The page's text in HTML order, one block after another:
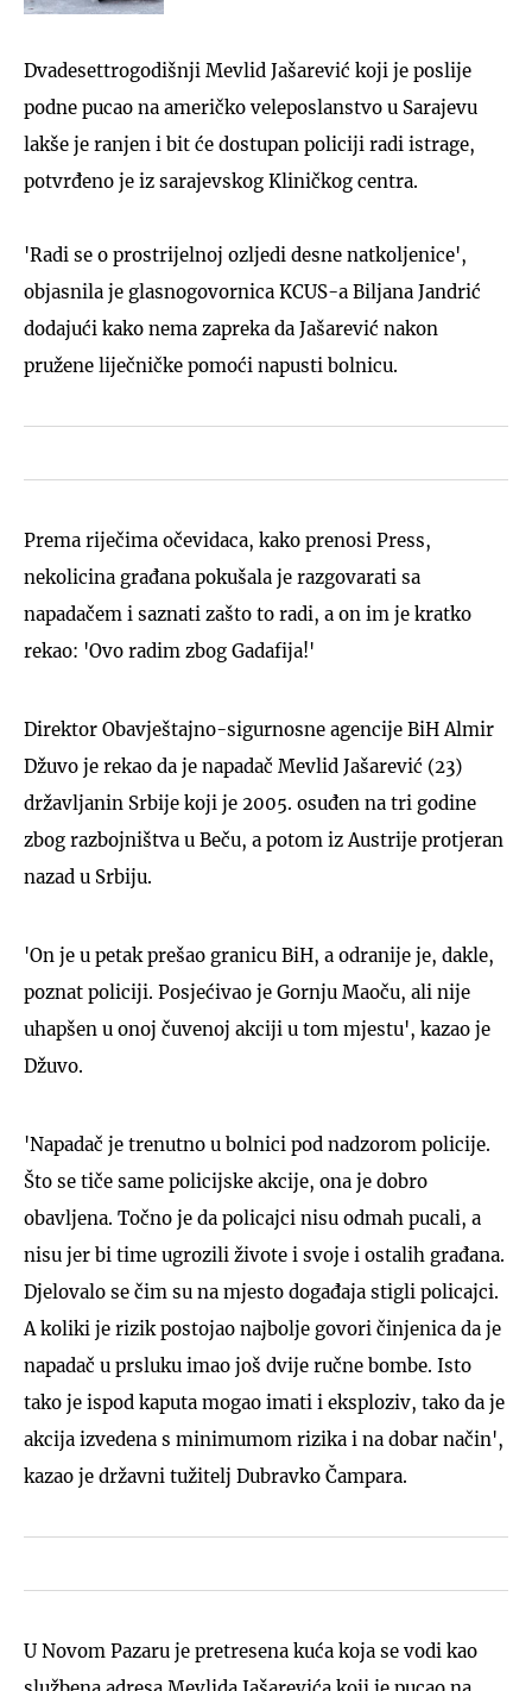
Dvadesettrogodišnji Mevlid Jašarević koji je poslije
podne pucao na američko veleposlanstvo u Sarajevu
lakše je ranjen i bit će dostupan policiji radi istrage,
potvrđeno je iz sarajevskog Kliničkog centra.
'Radi se o prostrijelnoj ozljedi desne natkoljenice',
objasnila je glasnogovornica KCUS-a Biljana Jandrić
dodajući kako nema zapreka da Jašarević nakon
pružene liječničke pomoći napusti bolnicu.
Prema riječima očevidaca, kako prenosi Press,
nekolicina građana pokušala je razgovarati sa
napadačem i saznati zašto to radi, a on im je kratko
rekao: 'Ovo radim zbog Gadafija!'
Direktor Obavještajno-sigurnosne agencije BiH Almir
Džuvo je rekao da je napadač Mevlid Jašarević (23)
državljanin Srbije koji je 2005. osuđen na tri godine
zbog razbojništva u Beču, a potom iz Austrije protjeran
nazad u Srbiju.
'On je u petak prešao granicu BiH, a odranije je, dakle,
poznat policiji. Posjećivao je Gornju Maoču, ali nije
uhapšen u onoj čuvenoj akciji u tom mjestu', kazao je
Džuvo.
'Napadač je trenutno u bolnici pod nadzorom policije.
Što se tiče same policijske akcije, ona je dobro
obavljena. Točno je da policajci nisu odmah pucali, a
nisu jer bi time ugrozili živote i svoje i ostalih građana.
Djelovalo se čim su na mjesto događaja stigli policajci.
A koliki je rizik postojao najbolje govori činjenica da je
napadač u prsluku imao još dvije ručne bombe. Isto
tako je ispod kaputa mogao imati i eksploziv, tako da je
akcija izvedena s minimumom rizika i na dobar način',
kazao je državni tužitelj Dubravko Čampara.
U Novom Pazaru je pretresena kuća koja se vodi kao